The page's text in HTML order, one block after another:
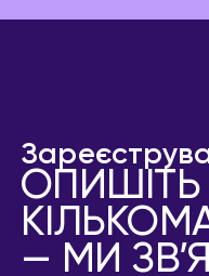
ОПИШІТЬ
— МИ